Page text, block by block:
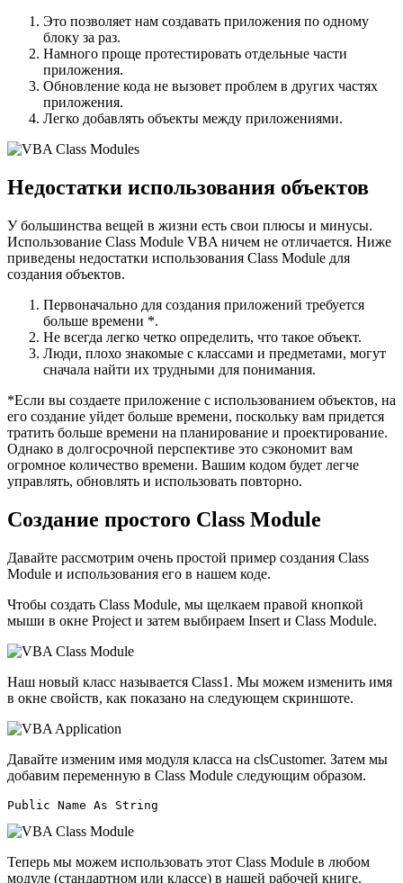
Это позволяет нам создавать приложения по одному
блоку за раз.
Намного проще протестировать отдельные части
приложения.
Обновление кода не вызовет проблем в других частях
приложения.
Легко добавлять объекты между приложениями.
Недостатки использования объектов
У большинства вещей в жизни есть свои плюсы и минусы.
Использование Class Module VBA ничем не отличается. Ниже
приведены недостатки использования Class Module для
создания объектов.
Первоначально для создания приложений требуется
больше времени *.
Не всегда легко четко определить, что такое объект.
Люди, плохо знакомые с классами и предметами, могут
сначала найти их трудными для понимания.
*Если вы создаете приложение с использованием объектов, на
его создание уйдет больше времени, поскольку вам придется
тратить больше времени на планирование и проектирование.
Однако в долгосрочной перспективе это сэкономит вам
огромное количество времени. Вашим кодом будет легче
управлять, обновлять и использовать повторно.
Создание простого Class Module
Давайте рассмотрим очень простой пример создания Class
Module и использования его в нашем коде.
Чтобы создать Class Module, мы щелкаем правой кнопкой
мыши в окне Project и затем выбираем Insert и Class Module.
Наш новый класс называется Class1. Мы можем изменить имя
в окне свойств, как показано на следующем скриншоте.
Давайте изменим имя модуля класса на clsCustomer. Затем мы
добавим переменную в Class Module следующим образом.
Теперь мы можем использовать этот Class Module в любом
модуле (стандартном или классе) в нашей рабочей книге.